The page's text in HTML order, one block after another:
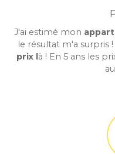
J'ai estimé mon
le résultat m'a surpris
prix l à ! En 5 ans les